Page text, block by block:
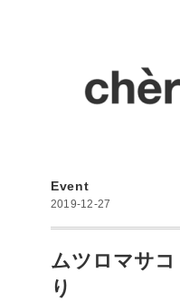
Event
2019-12-27
ムツロマサ
り